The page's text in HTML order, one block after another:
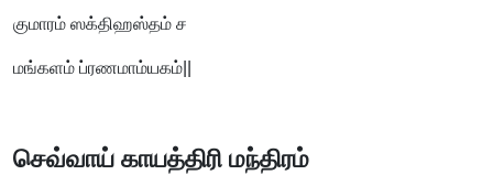
குமாரம் ஸக்திஹஸ்தம் ச
மங்களம் ப்ரணமாம்யகம்||
செவ்வாய் காயத்திரி மந்திரம்